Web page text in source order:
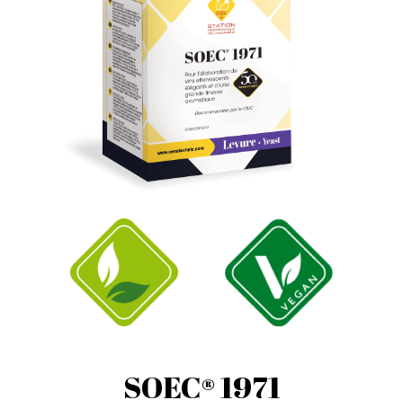
SOEC® 1971